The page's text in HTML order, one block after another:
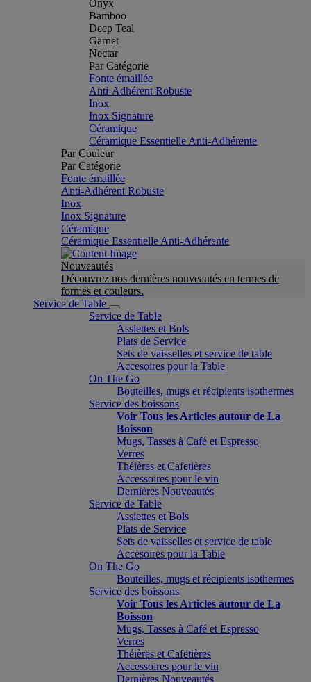
Onyx
Bamboo
Deep Teal
Garnet
Nectar
Par Catégorie
Fonte émaillée
Anti-Adhérent Robuste
Inox
Inox Signature
Céramique
Céramique Essentielle Anti-Adhérente
Par Couleur
Par Catégorie
Fonte émaillée
Anti-Adhérent Robuste
Inox
Inox Signature
Céramique
Céramique Essentielle Anti-Adhérente
Nouveautés
Découvrez nos dernières nouveautés en termes de
formes et couleurs.
Service de Table
Service de Table
Assiettes et Bols
Plats de Service
Sets de vaisselles et service de table
Accesoires pour la Table
On The Go
Bouteilles, mugs et récipients isothermes
Service des boissons
Voir Tous les Articles autour de La
Boisson
Mugs, Tasses à Café et Espresso
Verres
Théières et Cafetières
Accessoires pour le vin
Dernières Nouveautés
Service de Table
Assiettes et Bols
Plats de Service
Sets de vaisselles et service de table
Accesoires pour la Table
On The Go
Bouteilles, mugs et récipients isothermes
Service des boissons
Voir Tous les Articles autour de La
Boisson
Mugs, Tasses à Café et Espresso
Verres
Théières et Cafetières
Accessoires pour le vin
Dernières Nouveautés